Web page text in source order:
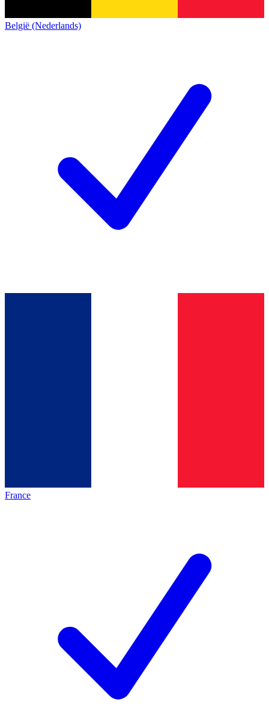
België (Nederlands)
France